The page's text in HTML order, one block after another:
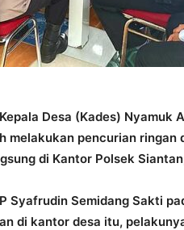
Desa (Kades) Nyamuk
melakukan pencurian ringan
di Kantor Polsek
Syafrudin Semidang Sakti
di kantor desa itu,